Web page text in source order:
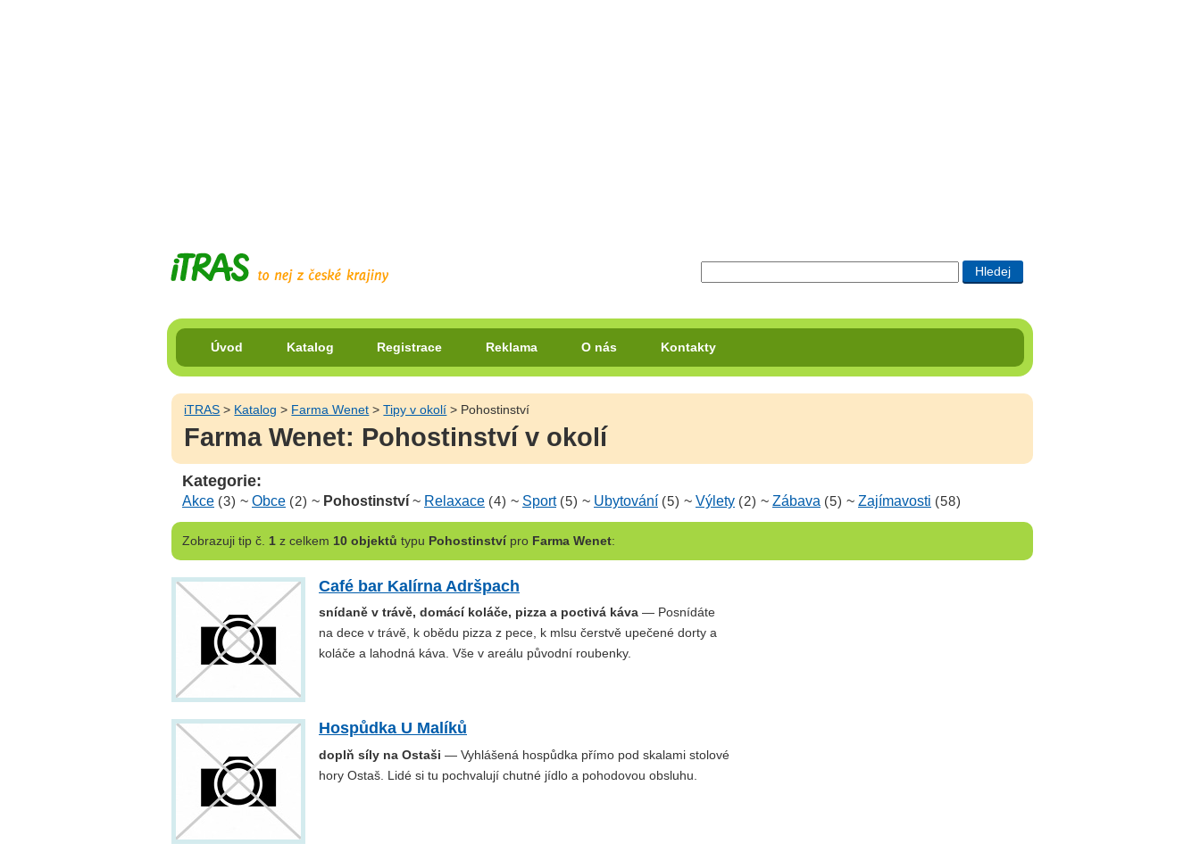
Úvod Katalog Registrace Reklama O nás Kontakty
iTRAS > Katalog > Farma Wenet >Tipy v okolí > Pohostinství
Farma Wenet: Pohostinství v okolí
Kategorie:
Akce (3) ~ Obce (2) ~ Pohostinství ~ Relaxace (4) ~ Sport (5) ~ Ubytování (5) ~ Výlety (2) ~ Zábava (5) ~ Zajímavosti (58)
Zobrazujitip č. 1z celkem 10 objektů typu Pohostinstvípro Farma Wenet:
Café bar Kalírna Adršpach
snídaně v trávě, domácí koláče, pizza a poctivá káva — Posnídáte
na dece v trávě, k obědu pizza z pece, k mlsu čerstvě upečené dorty a
koláče a lahodná káva. Vše v areálu původní roubenky.
Hospůdka U Malíků
doplň síly na Ostaši — Vyhlášená hospůdka přímo pod skalami stolové
hory Ostaš. Lidé si tu pochvalují chutné jídlo a pohodovou obsluhu.